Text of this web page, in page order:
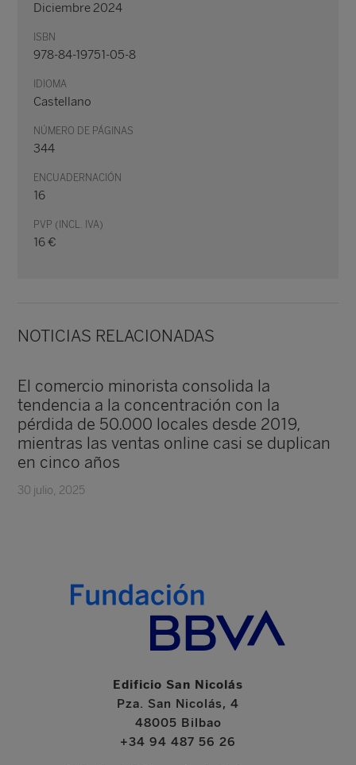
Diciembre 2024
ISBN
978-84-19751-05-8
IDIOMA
Castellano
NÚMERO DE PÁGINAS
344
ENCUADERNACIÓN
16
PVP (INCL. IVA)
16 €
NOTICIAS RELACIONADAS
El comercio minorista consolida la
tendencia a la concentración con la
pérdida de 50.000 locales desde 2019,
mientras las ventas online casi se duplican
en cinco años
30 julio, 2025
Edificio San Nicolás
Pza. San Nicolás, 4
48005 Bilbao
+34 94 487 56 26